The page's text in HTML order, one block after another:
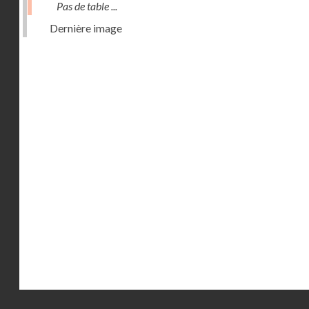
Pas de table ...
Dernière image